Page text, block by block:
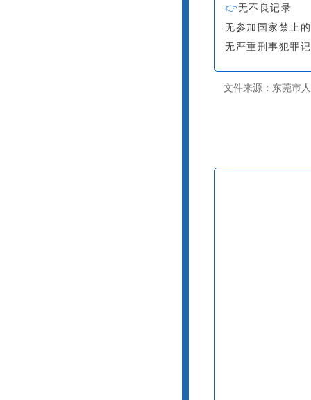
👉无不良记录
无参加国家禁止
无严重刑事犯罪
文件来源： 东莞市